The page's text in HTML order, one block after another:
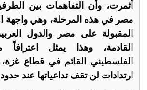
أثمرت، وأن التفاهمات بين
مصر في هذه المرحلة، وهي واجهة
المقبولة على مصر والدول
القادمة، وهذا يمثل اعترافاً
الفلسطيني القائم في قطاع
ارتدادات لن تقف تداعياتها عند